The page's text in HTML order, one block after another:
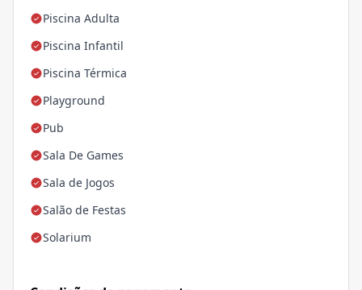
Piscina Adulta
Piscina Infantil
Piscina Térmica
Playground
Pub
Sala De Games
Sala de Jogos
Salão de Festas
Solarium